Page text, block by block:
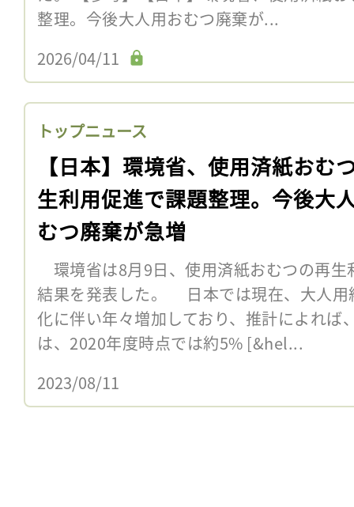
整理。今後大人用おむつ廃棄が...
2026/04/11
トップニュース
【日本】環境省、使用済紙おむ
生利用促進で課題整理。今後大
むつ廃棄が急増
環境省は8月9日、使用済紙おむつの再生
結果を発表した。 日本では現在、大人用
化に伴い年々増加しており、推計によれば
は、2020年度時点では約5% [&hel...
2023/08/11